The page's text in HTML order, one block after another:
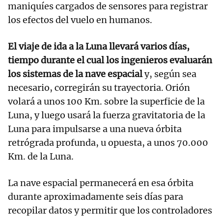
maniquíes cargados de sensores para registrar
los efectos del vuelo en humanos.
El viaje de ida a la Luna llevará varios días,
tiempo durante el cual los ingenieros evaluarán
los sistemas de la nave espacialy, según sea
necesario, corregirán su trayectoria. Orión
volará a unos 100 Km. sobre la superficie de la
Luna, y luego usará la fuerza gravitatoria de la
Luna para impulsarse a una nueva órbita
retrógrada profunda, u opuesta, a unos 70.000
Km. de la Luna.
La nave espacial permanecerá en esa órbita
durante aproximadamente seis días para
recopilar datos y permitir que los controladores